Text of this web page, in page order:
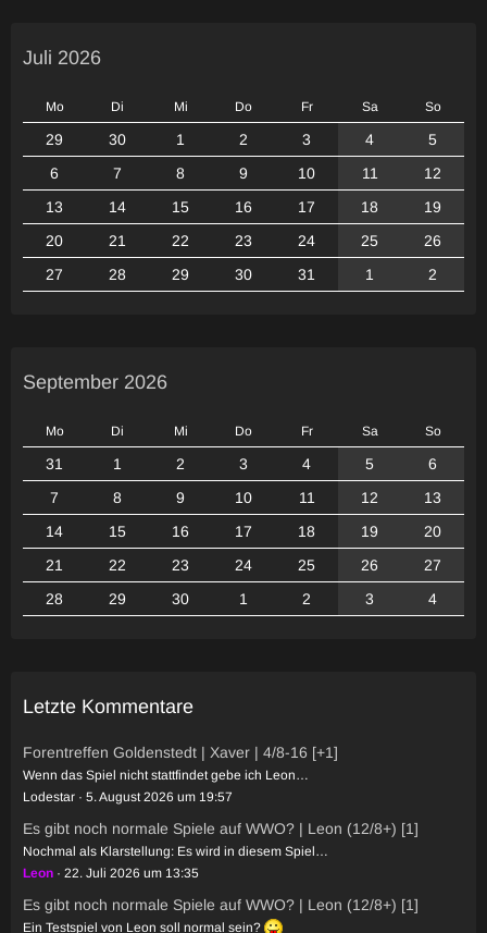
Juli 2026
Mo Di Mi Do Fr Sa So
29 30 1 2 3 4
5
6
7 8 9 10 11
12
13
14 15 16 17 18
19
20
21 22 23 24 25
26
27
28 29 30 31 1 2
September 2026
Mo Di Mi Do Fr Sa So
31 1 2 3 4 5
6
7
8 9 10 11 12
13
14
15 16 17 18 19
20
21
22 23 24 25 26
27
28
29 30 1 2 3 4
Letzte Kommentare
Forentreffen Goldenstedt | Xaver | 4/8-16 [+1]
Wenn das Spiel nicht stattfindet gebe ich Leon…
Lodestar
5. August 2026 um 19:57
Es gibt noch normale Spiele auf WWO? | Leon (12/8+) [1]
Nochmal als Klarstellung: Es wird in diesem Spiel…
Leon
22. Juli 2026 um 13:35
Es gibt noch normale Spiele auf WWO? | Leon (12/8+) [1]
Ein Testspiel von Leon soll normal sein?